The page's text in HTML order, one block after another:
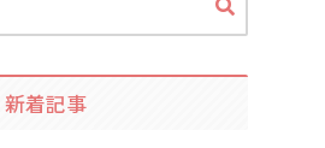
新着記事